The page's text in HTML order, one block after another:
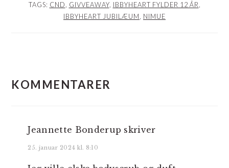
TAGS: CND, GIVVEAWAY, IBBYHEART FYLDER 12 ÅR,
IBBYHEART JUBILÆUM, NIMUE
KOMMENTARER
Jeannette Bonderup skriver
25. januar 2024 kl. 8:10